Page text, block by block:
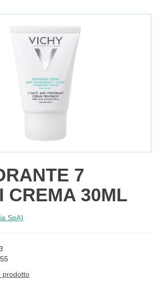
7
CREMA 30ML
SpA)
prodotto